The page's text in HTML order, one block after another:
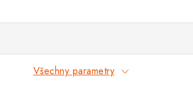
Všechny parametry